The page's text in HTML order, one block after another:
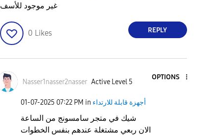
غير موجود للأسف
0 Likes REPLY
Nasser1nasser2nasser Active Level 5
OPTIONS
‎01-07-2025 07:22 PM in أجهزة قابلة للارتداء
شيك في متجر سامسونج من الساعة
الان ربعي مشتغلة عندهم بنفس الخطوات